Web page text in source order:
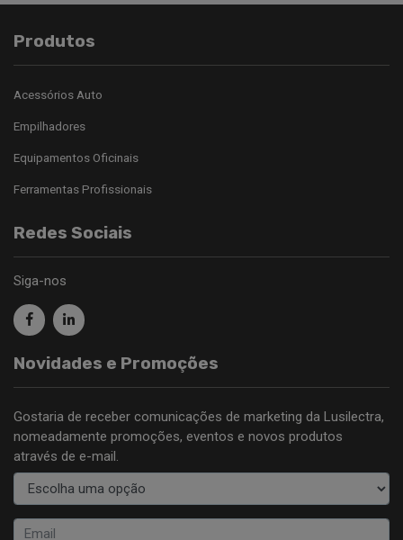
Produtos
Acessórios Auto
Empilhadores
Equipamentos Oficinais
Ferramentas Profissionais
Redes Sociais
Siga-nos
Novidades e Promoções
Gostaria de receber comunicações de marketing da Lusilectra,
nomeadamente promoções, eventos e novos produtos
através de e-mail.